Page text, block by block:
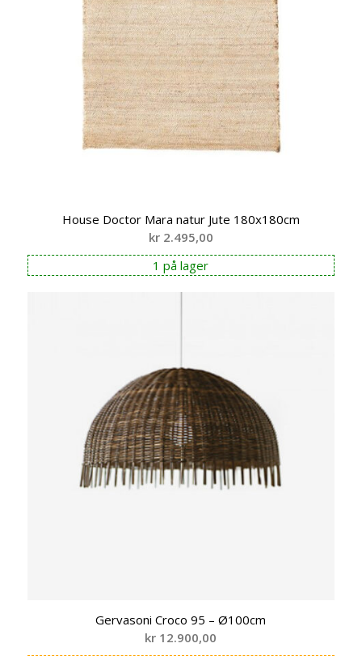
House Doctor Mara natur Jute 180x180cm
kr2.495,00
1 på lager
Gervasoni Croco 95 – Ø100cm
kr 12.900,00